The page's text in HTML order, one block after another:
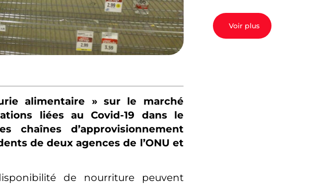
alimentaire » sur le marché
liées au Covid-19 dans le
chaînes d’approvisionnement
de deux agences de l’ONU et
de nourriture peuvent
Voir plus